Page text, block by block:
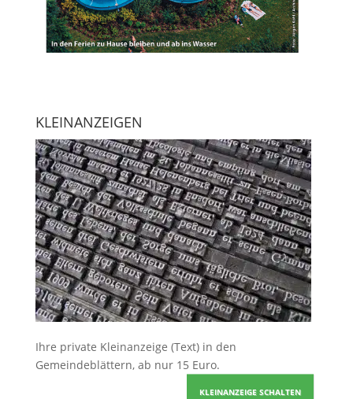
KLEINANZEIGEN
Ihre private Kleinanzeige (Text) in den
Gemeindeblättern, ab nur 15 Euro.
KLEINANZEIGE SCHALTEN